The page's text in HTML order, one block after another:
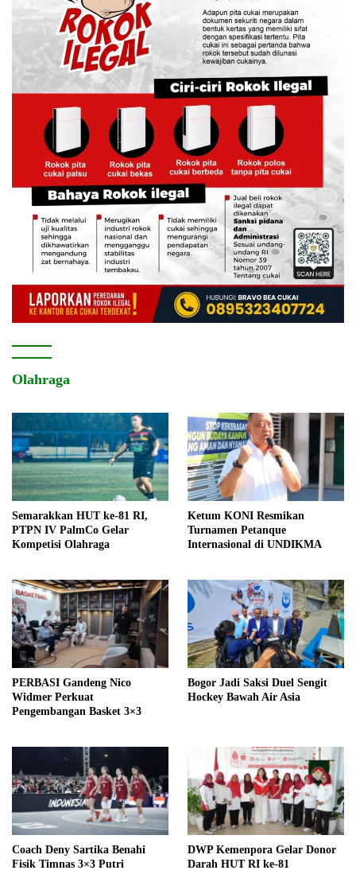
Olahraga
Semarakkan HUT ke-81 RI,
PTPN IV PalmCo Gelar
Kompetisi Olahraga
Ketum KONI Resmikan
Turnamen Petanque
Internasional di UNDIKMA
PERBASI Gandeng Nico
Widmer Perkuat
Pengembangan Basket 3×3
Bogor Jadi Saksi Duel Sengit
Hockey Bawah Air Asia
Coach Deny Sartika Benahi
Fisik Timnas 3×3 Putri
DWP Kemenpora Gelar Donor
Darah HUT RI ke-81